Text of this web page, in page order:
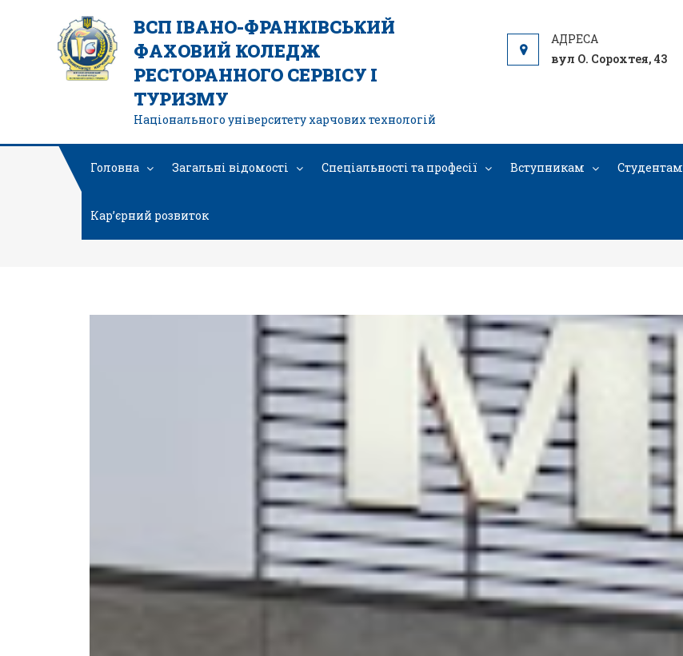
ВСП ІВАНО-ФРАНКІВСЬКИЙ
ФАХОВИЙ КОЛЕДЖ
РЕСТОРАННОГО СЕРВІСУ І
ТУРИЗМУ
Національного університету харчових технологій
вул О. Сорохтея, 43
Головна Загальні відомості Спеціальності та професії Вступникам Студентам
Кар’єрний розвиток